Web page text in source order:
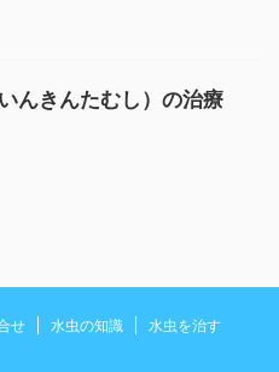
んきんたむし）の治療
せ 水虫の知識 水虫を治す